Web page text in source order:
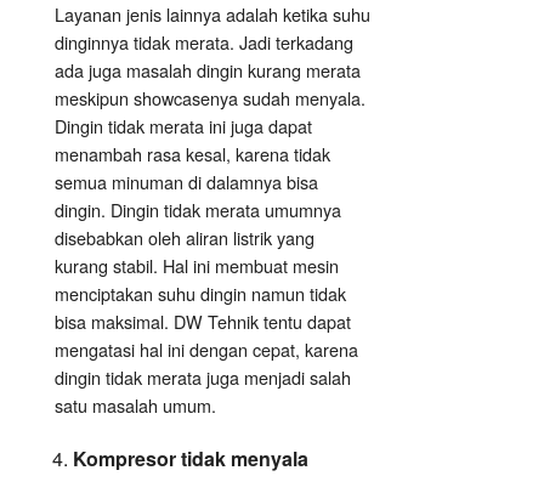
Layanan jenis lainnya adalah ketika suhu
dinginnya tidak merata. Jadi terkadang
ada juga masalah dingin kurang merata
meskipun showcasenya sudah menyala.
Dingin tidak merata ini juga dapat
menambah rasa kesal, karena tidak
semua minuman di dalamnya bisa
dingin. Dingin tidak merata umumnya
disebabkan oleh aliran listrik yang
kurang stabil. Hal ini membuat mesin
menciptakan suhu dingin namun tidak
bisa maksimal. DW Tehnik tentu dapat
mengatasi hal ini dengan cepat, karena
dingin tidak merata juga menjadi salah
satu masalah umum.
Kompresor tidak menyala